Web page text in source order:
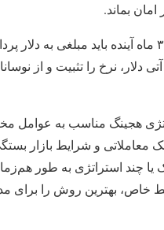
بماند.
اگر در ۳ ماه آینده باید مبلغی به
دلار، نرخ را تثبیت و از
هجینگ مناسب به عوامل
معاملاتی و شرایط بازار
یا چند استراتژی به طور
خاص، بهترین روش را برای